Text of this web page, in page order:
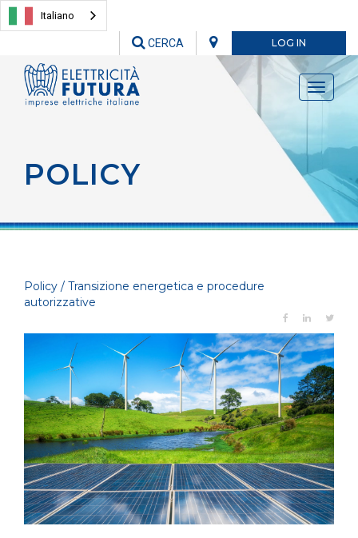
Italiano
LOG IN
CERCA
Toggle
POLICY
Policy / Transizione energetica e procedure
autorizzative